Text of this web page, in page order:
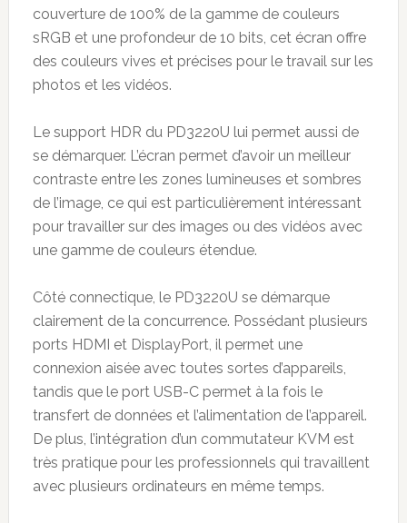
couverture de 100% de la gamme de couleurs
sRGB et une profondeur de 10 bits, cet écran offre
des couleurs vives et précises pour le travail sur les
photos et les vidéos.
Le support HDR du PD3220U lui permet aussi de
se démarquer. L’écran permet d’avoir un meilleur
contraste entre les zones lumineuses et sombres
de l’image, ce qui est particulièrement intéressant
pour travailler sur des images ou des vidéos avec
une gamme de couleurs étendue.
Côté connectique, le PD3220U se démarque
clairement de la concurrence. Possédant plusieurs
ports HDMI et DisplayPort, il permet une
connexion aisée avec toutes sortes d’appareils,
tandis que le port USB-C permet à la fois le
transfert de données et l’alimentation de l’appareil.
De plus, l’intégration d’un commutateur KVM est
très pratique pour les professionnels qui travaillent
avec plusieurs ordinateurs en même temps.